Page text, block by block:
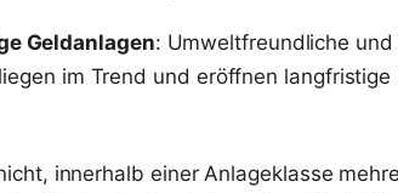
Geldanlagen: Umweltfreundliche
im Trend und eröffnen langfristige
innerhalb einer Anlageklasse